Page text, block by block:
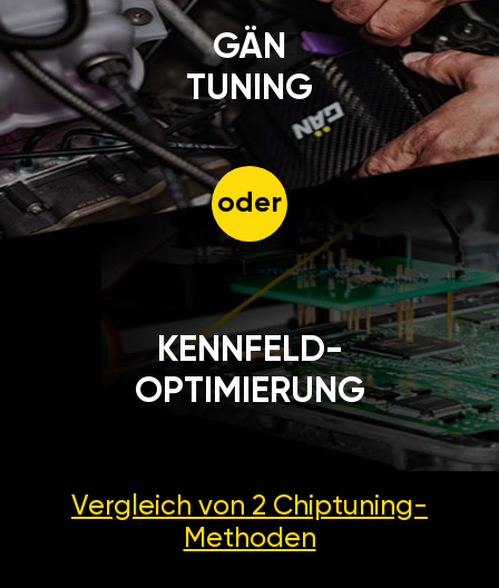
GÄN
TUNING
oder
KENNFELD-
OPTIMIERUNG
Vergleich von 2 Chiptuning-
Methoden